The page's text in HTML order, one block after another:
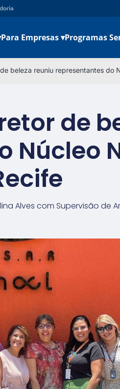
Para Empresas ▾Programas
beleza reuniu representantes do
de
Núcleo
Alves com Supervisão de